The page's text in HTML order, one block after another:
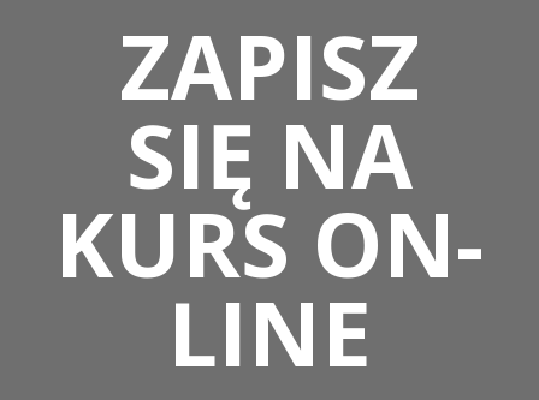
ZAPISZ
SIĘ NA
KURS ON-
LINE